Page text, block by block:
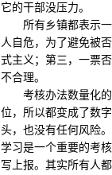
它的干部没压力。
所有乡镇都表示一
人自危，为了避免被
式主义；第三，一票
不合理。
考核办法数量化的
位，所以都变成了数
头，也没有任何风险
学习是一个重要的考
写上报。其实所有人